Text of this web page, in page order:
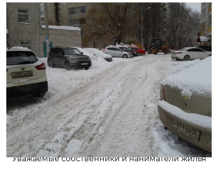
Уважаемые собственники и наниматели жилья